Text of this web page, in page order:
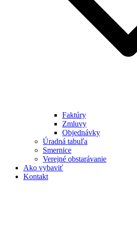
Faktúry
Zmluvy
Objednávky
Úradná tabuľa
Smernice
Verejné obstarávanie
Ako vybaviť
Kontakt